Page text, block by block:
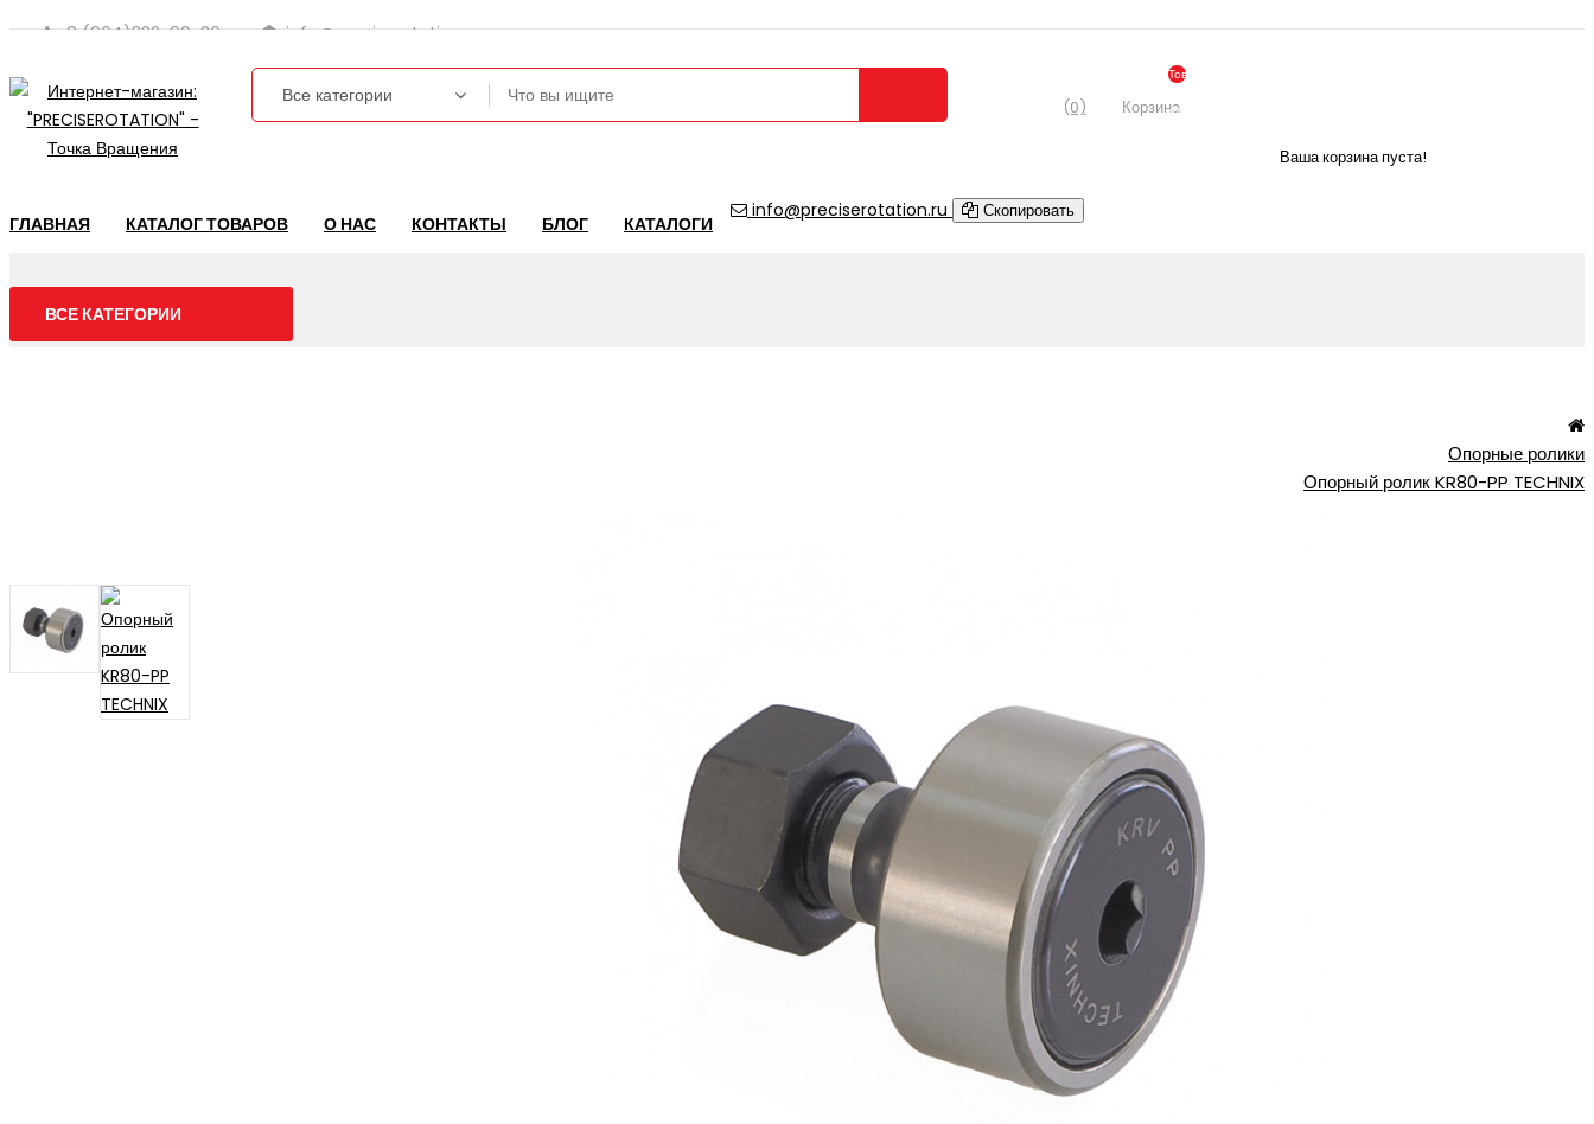
8 (964)332-99-36 info@preciserotation.ru
Корзина
Товаров:
(По
Ваша корзина пуста!
Сравнение (0)
ВСЕ КАТЕГОРИИ
ГЛАВНАЯ КАТАЛОГ ТОВАРОВ О НАС КОНТАКТЫ БЛОГ КАТАЛОГИ
info@preciserotation.ru Скопировать
Опорные ролики
Опорный ролик KR80-PP TECHNIX